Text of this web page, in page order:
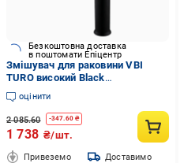
Безкоштовна доставка
в поштомати Епіцентр
Змішувач для раковини VBI
TURO високий Black
(2958591527)
оцінити
2 085.60 -347.60 ₴
1 738 ₴/шт.
Привеземо Доставимо